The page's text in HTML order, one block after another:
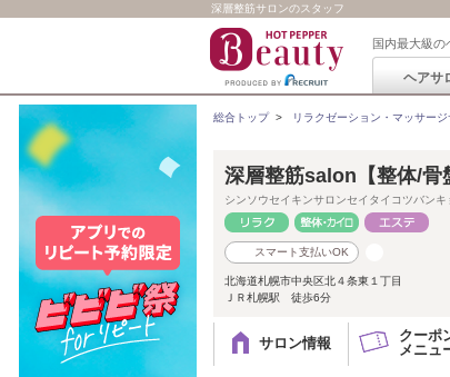
深層整筋サロンのスタッフ
国内最大級
ヘアサ
総合トップ> リラクゼーション・マッサー
深層整筋salon【整体/骨
シンソウセイキンサロンセイタイコツバン
スマート支払いOK
北海道札幌市中央区北４条東１丁目
ＪＲ札幌駅 徒歩6分
サロン情報
クーポ
メニュ